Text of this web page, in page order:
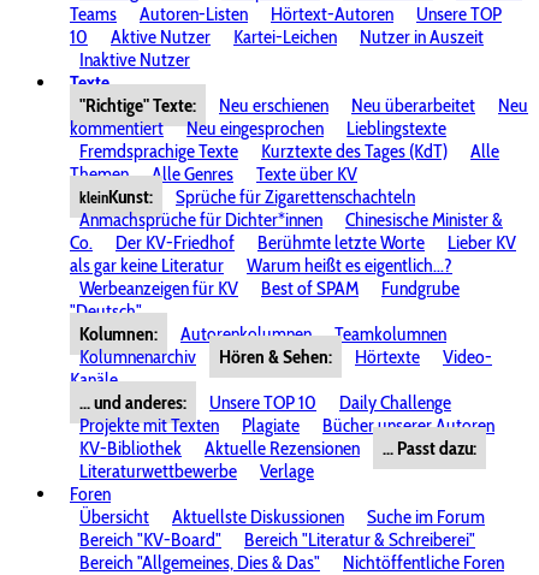
Teams
Autoren-Listen Hörtext-Autoren
Unsere TOP
10
Aktive Nutzer Kartei-Leichen
Nutzer in Auszeit
Inaktive Nutzer
Texte
"Richtige" Texte:
Neu erschienen Neu überarbeitet
Neu
kommentiert
Neu eingesprochen
Lieblingstexte
Fremdsprachige Texte
Kurztexte des Tages (KdT)
Alle
Themen
Alle Genres Texte über KV
kleinKunst:
Sprüche für Zigarettenschachteln
Anmachsprüche für Dichter*innen
Chinesische Minister &
Co.
Der KV-Friedhof Berühmte letzte Worte
Lieber KV
als gar keine Literatur
Warum heißt es eigentlich...?
Werbeanzeigen für KV
Best of SPAM
Fundgrube
"Deutsch"
Kolumnen:
Autorenkolumnen
Teamkolumnen
Kolumnenarchiv
Hören & Sehen: Hörtexte
Video-
Kanäle
... und anderes:
Unsere TOP 10
Daily Challenge
Projekte mit Texten
Plagiate
Bücher unserer Autoren
KV-Bibliothek
Aktuelle Rezensionen
... Passt dazu:
Literaturwettbewerbe
Verlage
Foren
Übersicht
Aktuellste Diskussionen
Suche im Forum
Bereich "KV-Board"
Bereich "Literatur & Schreiberei"
Bereich "Allgemeines, Dies & Das"
Nichtöffentliche Foren